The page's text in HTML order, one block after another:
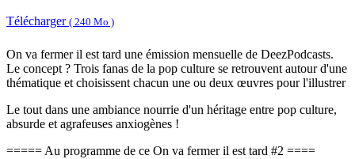
Télécharger ( 240 Mo )
On va fermer il est tard une émission mensuelle de DeezPodcasts.
Le concept ? Trois fanas de la pop culture se retrouvent autour d'une
thématique et choisissent chacun une ou deux œuvres pour l'illustrer
Le tout dans une ambiance nourrie d'un héritage entre pop culture,
absurde et agrafeuses anxiogènes !
===== Au programme de ce On va fermer il est tard #2 ====